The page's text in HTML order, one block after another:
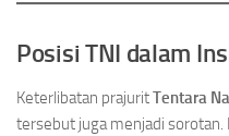
Posisi TNI dalam
Keterlibatan prajuritTentara
tersebut juga menjadi